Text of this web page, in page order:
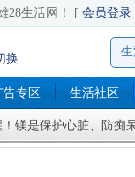
28生活网！ [ 会员登录
换
告专区 生活社区
镁是保护心脏、防痴